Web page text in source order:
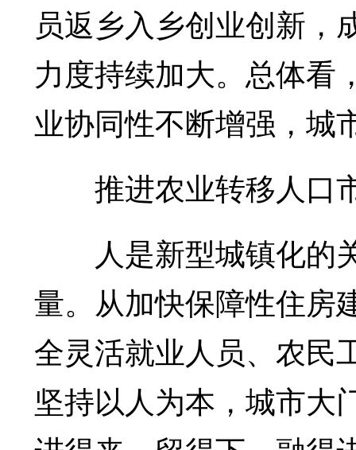
员返乡入乡创业创新，
力度持续加大。总体看
业协同性不断增强，城
推进农业转移人口
人是新型城镇化的
量。从加快保障性住房
全灵活就业人员、农民
坚持以人为本，城市大